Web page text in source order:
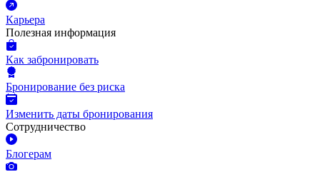
Карьера
Полезная информация
Как забронировать
Бронирование без риска
Изменить даты бронирования
Сотрудничество
Блогерам